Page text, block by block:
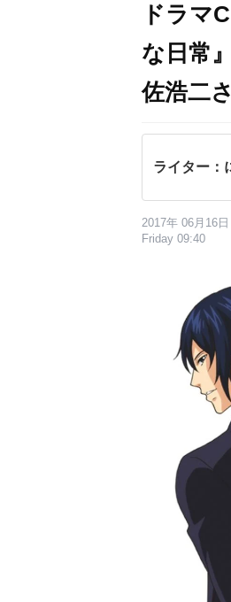
ドラマ
な日常
佐浩二
ライター：
2017年 06月16日
Friday 09:40